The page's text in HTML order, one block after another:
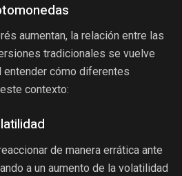
aumentan, la relación entre las
tradicionales se vuelve
entender cómo diferentes
contexto:
de manera errática ante
a un aumento de la volatilidad